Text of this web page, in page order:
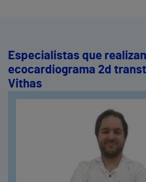
Especialistas que realizan
ecocardiograma 2d
Vithas